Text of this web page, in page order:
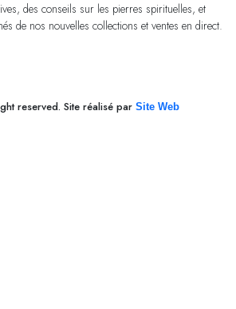
des conseils sur les pierres spirituelles, et
de nos nouvelles collections et ventes en direct.
reserved. Site réalisé par Site Web